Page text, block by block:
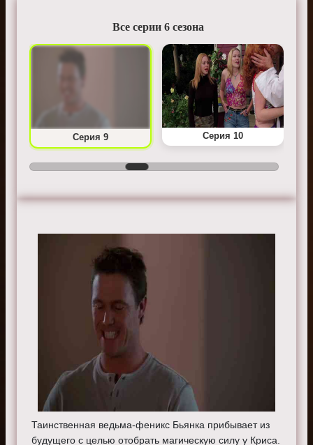
Все серии 6 сезона
Серия 9 Серия 10
Таинственная ведьма-феникс Бьянка прибывает из
будущего с целью отобрать магическую силу у Криса.